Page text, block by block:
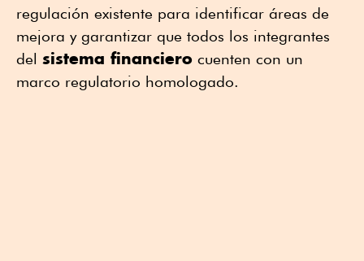
regulación existente para identificar áreas de
mejora y garantizar que todos los integrantes
del sistema financiero cuenten con un
marco regulatorio homologado.